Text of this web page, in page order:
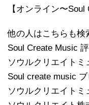
【オンライン〜
他の人はこちらも検
Soul Create Music
ソウルクリエイトミ
Soul create music
ソウルクリエイトミ